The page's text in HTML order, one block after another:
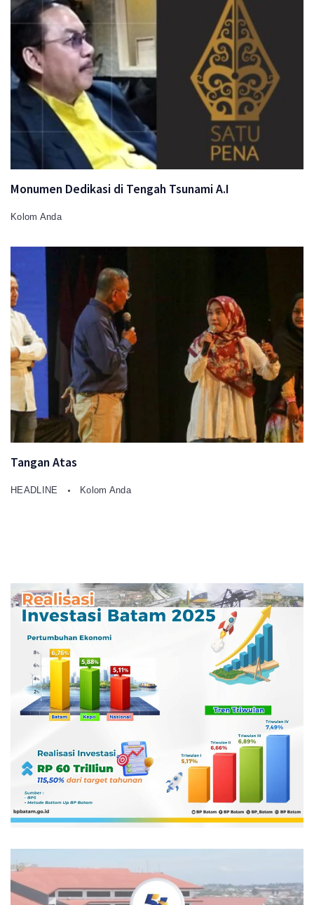
Monumen Dedikasi di Tengah Tsunami A.I
Kolom Anda
Tangan Atas
HEADLINE Kolom Anda